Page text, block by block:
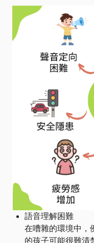
語音理解困難
在嘈雜的環境中，
的孩子可能很難清